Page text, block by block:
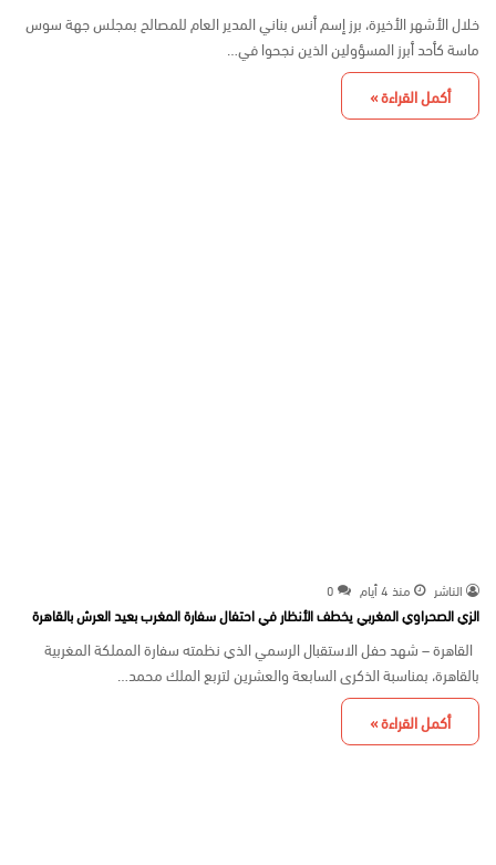
خلال الأشهر الأخيرة، برز إسم أنس بناني المدير العام للمصالح بمجلس جهة سوس
ماسة كأحد أبرز المسؤولين الذين نجحوا في…
أكمل القراءة »
الناشر منذ 4 أيام 0
الزي الصحراوي المغربي يخطف الأنظار في احتفال سفارة المغرب بعيد العرش بالقاهرة
القاهرة – شهد حفل الاستقبال الرسمي الذي نظمته سفارة المملكة المغربية
بالقاهرة، بمناسبة الذكرى السابعة والعشرين لتربع الملك محمد…
أكمل القراءة »